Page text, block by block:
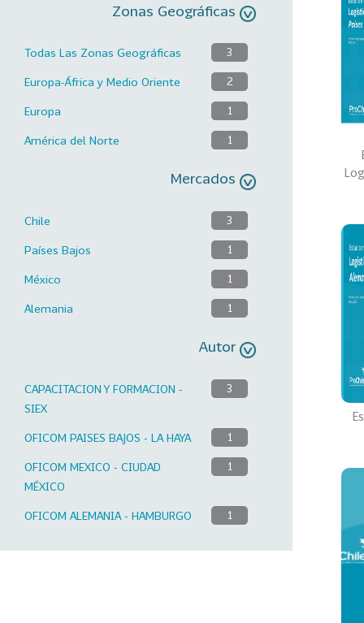
Zonas Geográficas
Todas Las Zonas Geográficas 3
Europa-África y Medio Oriente 2
Europa 1
América del Norte 1
Mercados
Chile 3
Países Bajos 1
México 1
Alemania 1
Autor
CAPACITACION Y FORMACION -
SIEX
3
OFICOM PAISES BAJOS - LA HAYA 1
OFICOM MEXICO - CIUDAD
MÉXICO
1
OFICOM ALEMANIA - HAMBURGO 1